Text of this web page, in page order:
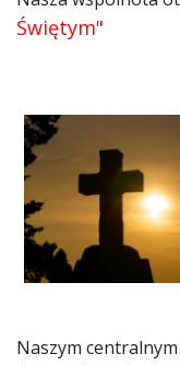
KONTAKT
Świętym"
Naszym